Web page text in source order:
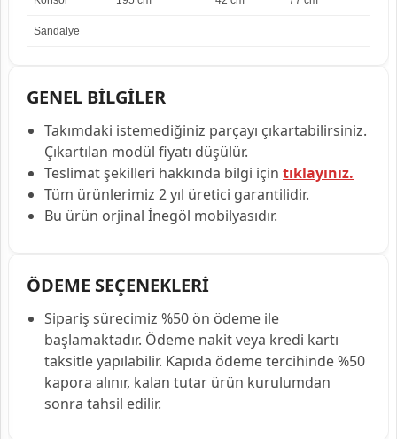
Sandalye
GENEL BİLGİLER
Takımdaki istemediğiniz parçayı çıkartabilirsiniz.
Çıkartılan modül fiyatı düşülür.
Teslimat şekilleri hakkında bilgi için tıklayınız.
Tüm ürünlerimiz 2 yıl üretici garantilidir.
Bu ürün orjinal İnegöl mobilyasıdır.
ÖDEME SEÇENEKLERİ
Sipariş sürecimiz %50 ön ödeme ile
başlamaktadır. Ödeme nakit veya kredi kartı
taksitle yapılabilir. Kapıda ödeme tercihinde %50
kapora alınır, kalan tutar ürün kurulumdan
sonra tahsil edilir.